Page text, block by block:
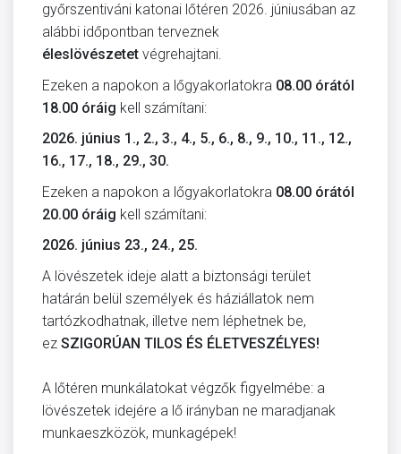
győrszentiváni katonai lőtéren 2026. júniusában az
alábbi időpontban terveznek
éleslövészetet végrehajtani.
Ezeken a napokon a lőgyakorlatokra 08.00 órától
18.00 óráig kell számítani:
2026. június 1., 2., 3., 4., 5., 6., 8., 9., 10., 11., 12.,
16., 17., 18., 29., 30.
Ezeken a napokon a lőgyakorlatokra 08.00 órától
20.00 óráig kell számítani:
2026. június 23., 24., 25.
A lövészetek ideje alatt a biztonsági terület
határán belül személyek és háziállatok nem
tartózkodhatnak, illetve nem léphetnek be,
ez SZIGORÚAN TILOS ÉS ÉLETVESZÉLYES!
A lőtéren munkálatokat végzők figyelmébe: a
lövészetek idejére a lő irányban ne maradjanak
munkaeszközök, munkagépek!